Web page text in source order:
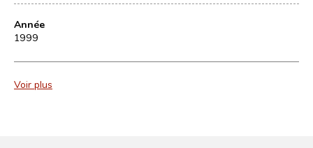
Année
1999
Voir plus